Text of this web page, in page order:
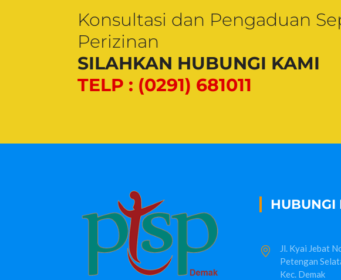
Konsultasi dan Pengaduan
Perizinan
SILAHKAN HUBUNGI KAMI
TELP : (0291) 681011
HUBUNGI
Jl. Kyai Jebat
Petengan
Kec. Demak